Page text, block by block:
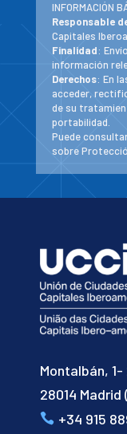
INFORMACIÓN
Responsable
Capitales
Finalidad:
información
Derechos: En
acceder,
de su
portabilidad.
Puede
sobre
Montalbán, 1-
28014 Madrid
+34 915